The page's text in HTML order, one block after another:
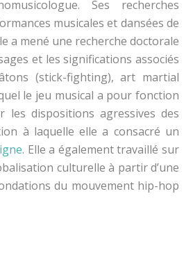
Ses recherches
musicales et dansées de
a mené une recherche doctorale
et les significations associés
(stick-fighting), art martial
le jeu musical a pour fonction
les dispositions agressives des
à laquelle elle a consacré un
. Elle a également travaillé sur
culturelle à partir d’une
du mouvement hip-hop